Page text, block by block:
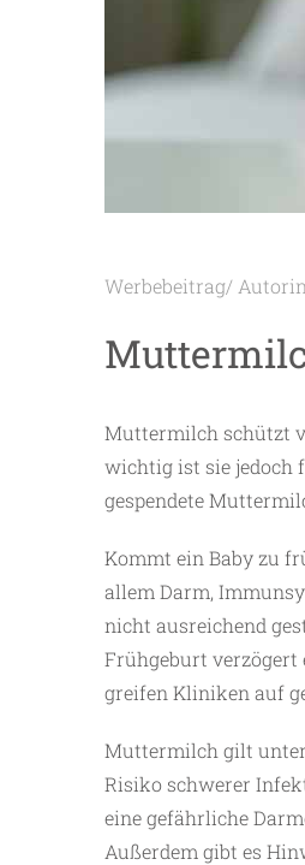
Werbebeitrag/
Muttermilch schützt
wichtig ist sie ­jedoch
gespendete
Kommt ein Baby zu
allem Darm,
nicht ausreichend
Frühgeburt verzögert
greifen Kliniken auf
Muttermilch gilt unter
Risiko schwerer
eine gefährliche
Außerdem gibt es